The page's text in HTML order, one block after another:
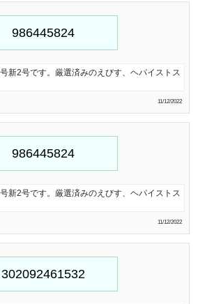
新2号です。厳選済みのえびす、ヘパイストス
11/12/2022
新2号です。厳選済みのえびす、ヘパイストス
11/12/2022